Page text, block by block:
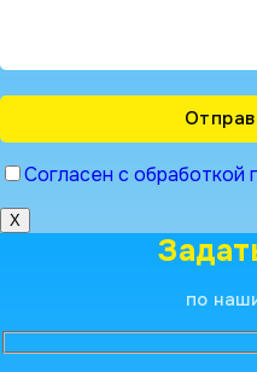
Согласен с обработкой
X
по